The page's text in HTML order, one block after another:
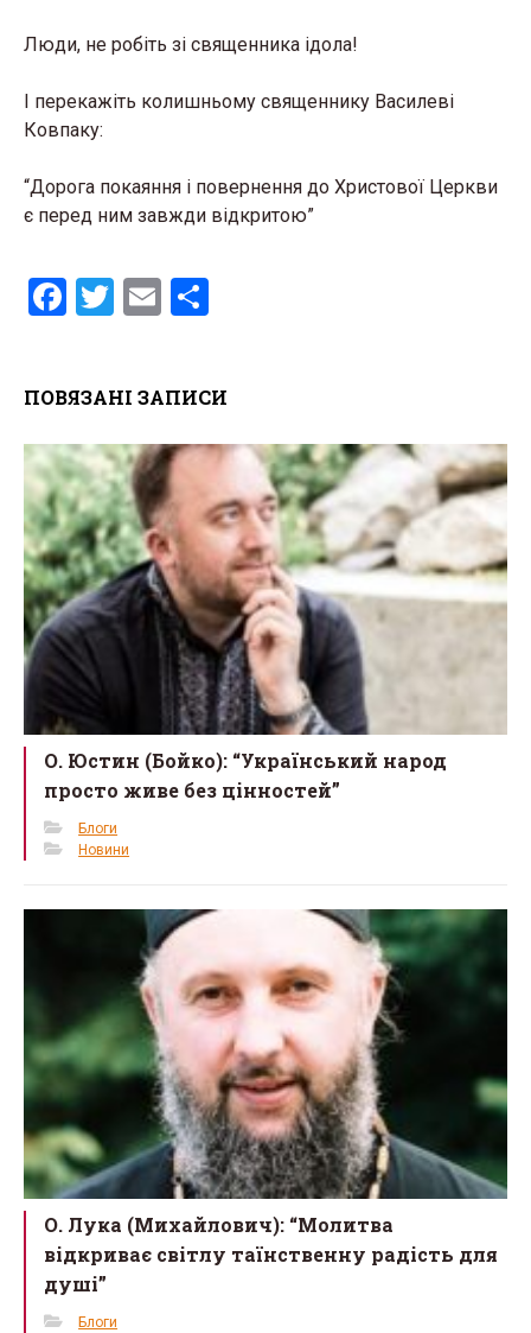
Люди, не робіть зі священника ідола!
І перекажіть колишньому священнику Василеві
Ковпаку:
“Дорога покаяння і повернення до Христової Церкви
є перед ним завжди відкритою”
F
b
o
o
k
T
er
E
e
ПОВЯЗАНІ ЗАПИСИ
О. Юстин (Бойко): “Український народ
просто живе без цінностей”
Блоги
Новини
О. Лука (Михайлович): “Молитва
відкриває світлу таїнственну радість для
душі”
Блоги